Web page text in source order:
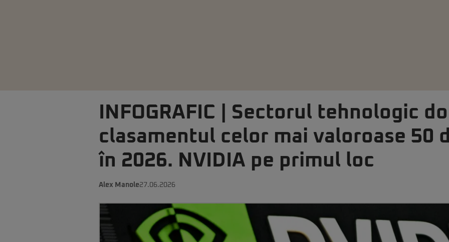
INFOGRAFIC | Sectorul tehnologic
clasamentul celor mai valoroase 50
în 2026. NVIDIA pe primul loc
Alex Manole27.06.2026